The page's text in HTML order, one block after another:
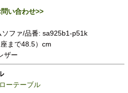
い合わせ>>
ファ/品番: sa925b1-p51k
まで48.5）cm
ザー
ローテーブル